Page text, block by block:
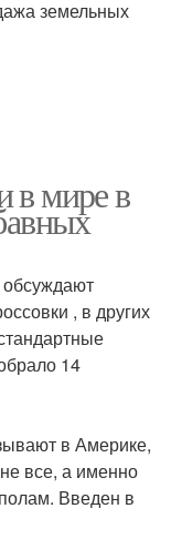
земельных
в мире в
, в других
14
в Америке,
все, а именно
Введен в